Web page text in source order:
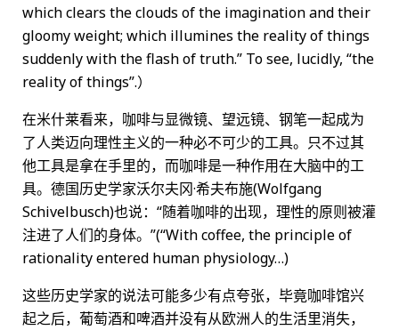
which clears the clouds of the imagination and their
gloomy weight; which illumines the reality of things
suddenly with the flash of truth.” To see, lucidly, “the
reality of things”.）
在米什莱看来，咖啡与显微镜、望远镜、钢笔一起成为
了人类迈向理性主义的一种必不可少的工具。只不过其
他工具是拿在手里的，而咖啡是一种作用在大脑中的工
具。德国历史学家沃尔夫冈·希夫布施(Wolfgang
Schivelbusch)也说：“随着咖啡的出现，理性的原则被灌
注进了人们的身体。”(“With coffee, the principle of
rationality entered human physiology…)
这些历史学家的说法可能多少有点夸张，毕竟咖啡馆兴
起之后，葡萄酒和啤酒并没有从欧洲人的生活里消失，